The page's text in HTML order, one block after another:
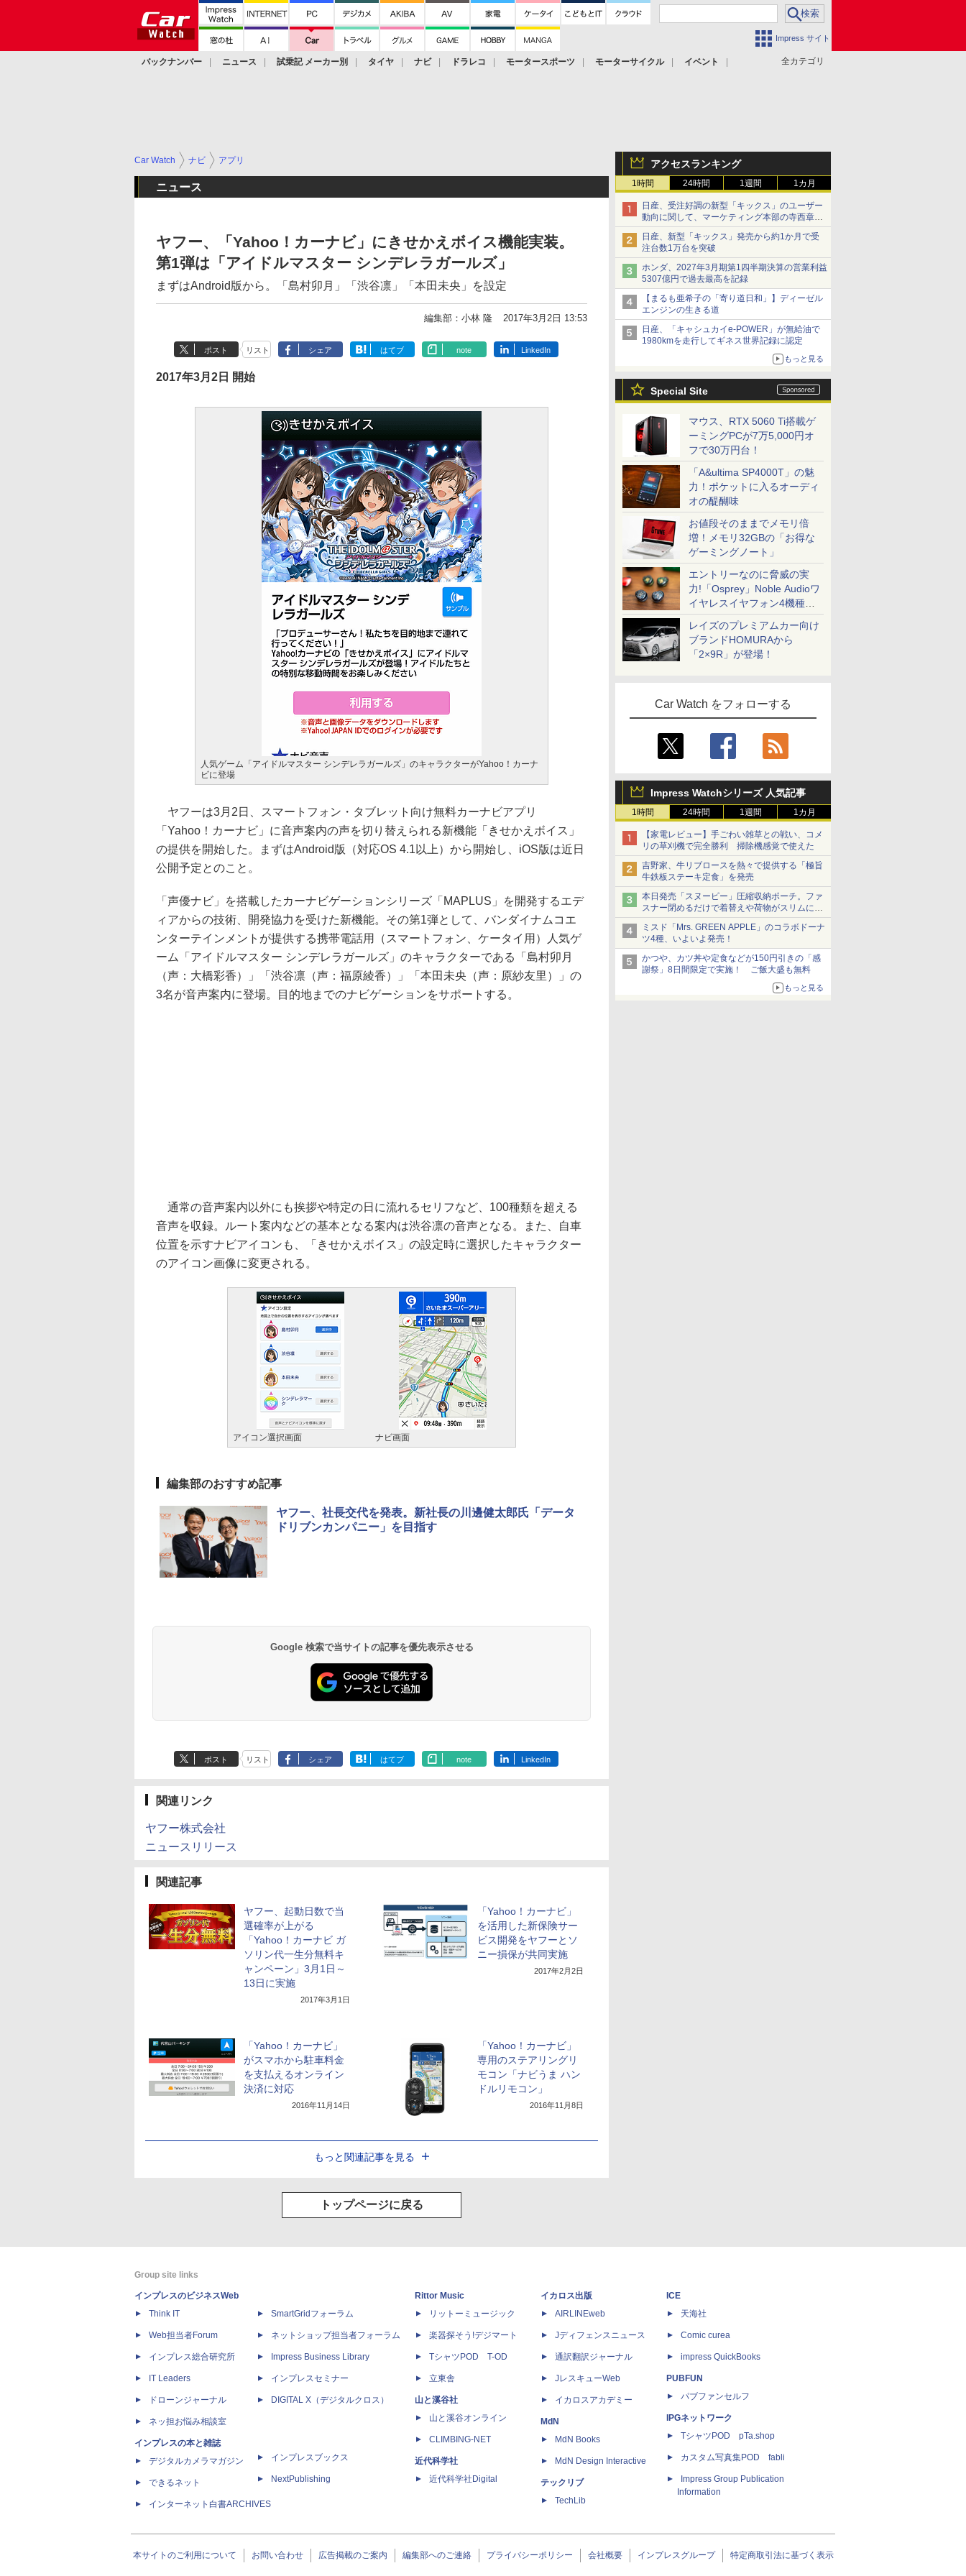
Impress サイト
全カテゴリ
バックナンバー ニュース 試乗記 メーカー別 タイヤ ナビ ドラレコ モータースポーツ モーターサイクル
イベント
アクセスランキング
1時間 24時間 1週間 1カ月
日産、受注好調の新型「キックス」のユーザー
動向に関して、マーケティング本部の寺西章氏
が解説
日産、新型「キックス」発売から約1か月で受
注台数1万台を突破
ホンダ、2027年3月期第1四半期決算の営業利益
5307億円で過去最高を記録
【まるも亜希子の「寄り道日和」】ディーゼル
エンジンの生きる道
日産、「キャシュカイe-POWER」が無給油で
1980kmを走行してギネス世界記録に認定
もっと見る
Special Site
マウス、RTX 5060 Ti搭載ゲ
ーミングPCが7万5,000円オ
フで30万円台！
「A&ultima SP4000T」の魅
力！ポケットに入るオーディ
オの醍醐味
お値段そのままでメモリ倍
増！メモリ32GBの「お得な
ゲーミングノート」
エントリーなのに脅威の実
力!「Osprey」Noble Audioワ
イヤレスイヤフォン4機種を
一気に聴く
レイズのプレミアムカー向け
ブランドHOMURAから
「2×9R」が登場！
Car Watch をフォローする
Impress Watchシリーズ 人気記事
1時間 24時間 1週間 1カ月
【家電レビュー】手ごわい雑草との戦い、コメ
リの草刈機で完全勝利 掃除機感覚で使えた
吉野家、牛リブロースを熱々で提供する「極旨
牛鉄板ステーキ定食」を発売
本日発売「スヌーピー」圧縮収納ポーチ。ファ
スナー閉めるだけで着替えや荷物がスリムにま
とまる
ミスド「Mrs. GREEN APPLE」のコラボドーナ
ツ4種、いよいよ発売！
かつや、カツ丼や定食などが150円引きの「感
謝祭」8日間限定で実施！ ご飯大盛も無料
もっと見る
Car Watch ナビ アプリ
ニュース
ヤフー、「Yahoo！カーナビ」にきせかえボイス機能実装。
第1弾は「アイドルマスター シンデレラガールズ」
まずはAndroid版から。「島村卯月」「渋谷凛」「本田未央」を設定
編集部：小林 隆 2017年3月2日 13:53
ポスト リスト シェア はてブ note LinkedIn
2017年3月2日 開始
人気ゲーム「アイドルマスター シンデレラガールズ」のキャラクターがYahoo！カーナ
ビに登場
ヤフーは3月2日、スマートフォン・タブレット向け無料カーナビアプリ
「Yahoo！カーナビ」に音声案内の声を切り替えられる新機能「きせかえボイス」
の提供を開始した。まずはAndroid版（対応OS 4.1以上）から開始し、iOS版は近日
公開予定とのこと。
「声優ナビ」を搭載したカーナビゲーションシリーズ「MAPLUS」を開発するエデ
ィアからの技術、開発協力を受けた新機能。その第1弾として、バンダイナムコエ
ンターテインメントが提供する携帯電話用（スマートフォン、ケータイ用）人気ゲ
ーム「アイドルマスター シンデレラガールズ」のキャラクターである「島村卯月
（声：大橋彩香）」「渋谷凛（声：福原綾香）」「本田未央（声：原紗友里）」の
3名が音声案内に登場。目的地までのナビゲーションをサポートする。
通常の音声案内以外にも挨拶や特定の日に流れるセリフなど、100種類を超える
音声を収録。ルート案内などの基本となる案内は渋谷凛の音声となる。また、自車
位置を示すナビアイコンも、「きせかえボイス」の設定時に選択したキャラクター
のアイコン画像に変更される。
アイコン選択画面 ナビ画面
編集部のおすすめ記事
ヤフー、社長交代を発表。新社長の川邊健太郎氏「データ
ドリブンカンパニー」を目指す
Google 検索で当サイトの記事を優先表示させる
ポスト リスト シェア はてブ note LinkedIn
関連リンク
ヤフー株式会社
ニュースリリース
関連記事
ヤフー、起動日数で当
選確率が上がる
「Yahoo！カーナビ ガ
ソリン代一生分無料キ
ャンペーン」3月1日～
13日に実施
2017年3月1日
「Yahoo！カーナビ」
を活用した新保険サー
ビス開発をヤフーとソ
ニー損保が共同実施
2017年2月2日
「Yahoo！カーナビ」
がスマホから駐車料金
を支払えるオンライン
決済に対応
2016年11月14日
「Yahoo！カーナビ」
専用のステアリングリ
モコン「ナビうま ハン
ドルリモコン」
2016年11月8日
もっと関連記事を見る
トップページに戻る
Group site links
インプレスのビジネスWeb
Think IT
Web担当者Forum
インプレス総合研究所
IT Leaders
ドローンジャーナル
ネッ担お悩み相談室
インプレスの本と雑誌
デジタルカメラマガジン
できるネット
インターネット白書ARCHIVES
SmartGridフォーラム
ネットショップ担当者フォーラム
Impress Business Library
インプレスセミナー
DIGITAL X（デジタルクロス）
インプレスブックス
NextPublishing
Rittor Music
リットーミュージック
楽器探そう!デジマート
TシャツPOD T-OD
立東舎
山と溪谷社
山と溪谷オンライン
CLIMBING-NET
近代科学社
近代科学社Digital
イカロス出版
AIRLINEweb
Jディフェンスニュース
通訳翻訳ジャーナル
JレスキューWeb
イカロスアカデミー
MdN
MdN Books
MdN Design Interactive
テックリブ
TechLib
ICE
天海社
Comic curea
impress QuickBooks
PUBFUN
パブファンセルフ
IPGネットワーク
TシャツPOD pTa.shop
カスタム写真集POD fabli
Impress Group Publication
Information
本サイトのご利用について お問い合わせ 広告掲載のご案内 編集部へのご連絡 プライバシーポリシー 会社概要 インプレスグループ 特定商取引法に基づく表示